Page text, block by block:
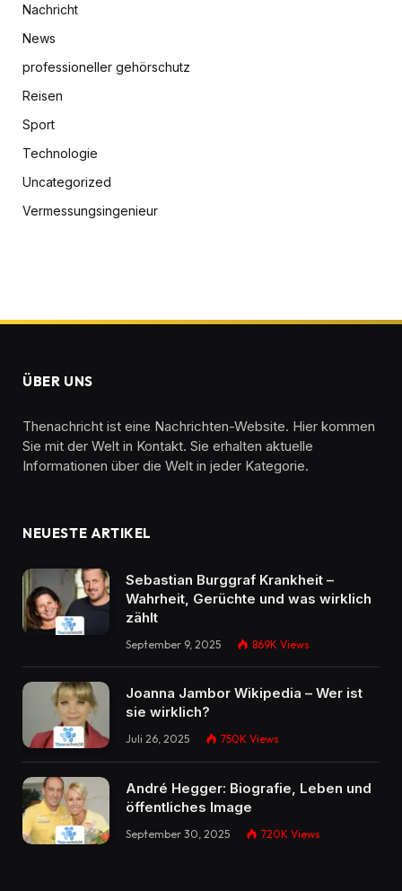
Nachricht
News
professioneller gehörschutz
Reisen
Sport
Technologie
Uncategorized
Vermessungsingenieur
ÜBER UNS
Thenachricht ist eine Nachrichten-Website. Hier kommen
Sie mit der Welt in Kontakt. Sie erhalten aktuelle
Informationen über die Welt in jeder Kategorie.
NEUESTE ARTIKEL
Sebastian Burggraf Krankheit –
Wahrheit, Gerüchte und was wirklich
zählt
September 9, 2025 869K Views
Joanna Jambor Wikipedia – Wer ist
sie wirklich?
Juli 26, 2025 750K Views
André Hegger: Biografie, Leben und
öffentliches Image
September 30, 2025 720K Views